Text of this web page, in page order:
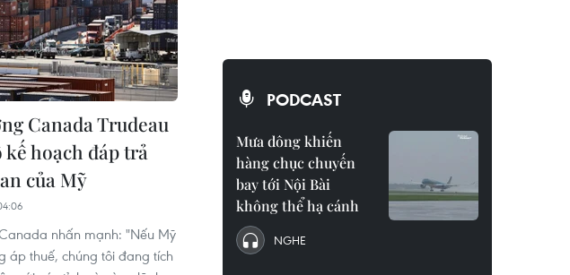
Canada Trudeau
kế hoạch đáp trả
của Mỹ
nhấn mạnh: "Nếu Mỹ
áp thuế, chúng tôi đang tích
PODCAST
Mưa dông khiến
hàng chục chuyến
bay tới Nội Bài
không thể hạ cánh
NGHE